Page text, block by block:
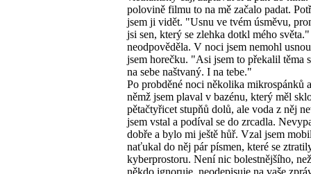
polovině filmu to na mě začalo padat.
jsem ji vidět. "Usnu ve tvém úsměvu,
jsi sen, který se zlehka dotkl mého
neodpověděla. V noci jsem nemohl
jsem horečku. "Asi jsem to překalil těma
na sebe naštvaný. I na tebe."
Po probděné noci několika mikrospánků
němž jsem plaval v bazénu, který měl
pětačtyřicet stupňů dolů, ale voda z něj
jsem vstal a podíval se do zrcadla.
dobře a bylo mi ještě hůř. Vzal jsem
naťukal do něj pár písmen, které se
kyberprostoru. Není nic bolestnějšího,